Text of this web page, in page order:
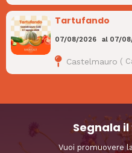
Tartufando
07/08/2026 al 07/
Castelmauro (
Segnala
Vuoi promuovere